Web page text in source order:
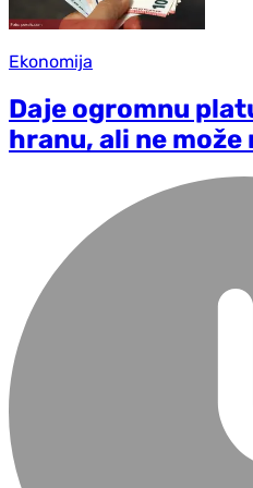
Ekonomija
Daje ogromnu
hranu, ali ne može